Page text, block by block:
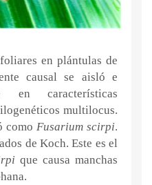
en plántulas de
causal se aisló e
características
multilocus.
como Fusarium scirpi.
de Koch. Este es el
que causa manchas